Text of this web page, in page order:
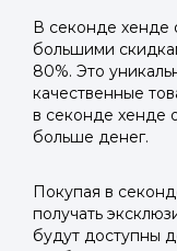
В секонде хенде
большими
80%. Это
качественные
в секонде хенде
больше денег.
Покупая в
получать
будут доступны